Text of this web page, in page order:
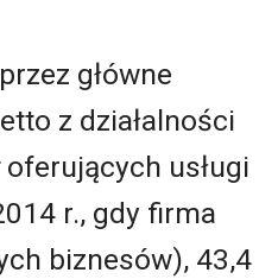
główne
z działalności
oferujących usługi
r., gdy firma
biznesów), 43,4